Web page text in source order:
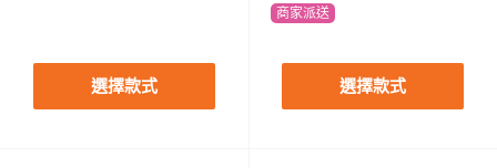
選擇款式
商家派送
選擇款式